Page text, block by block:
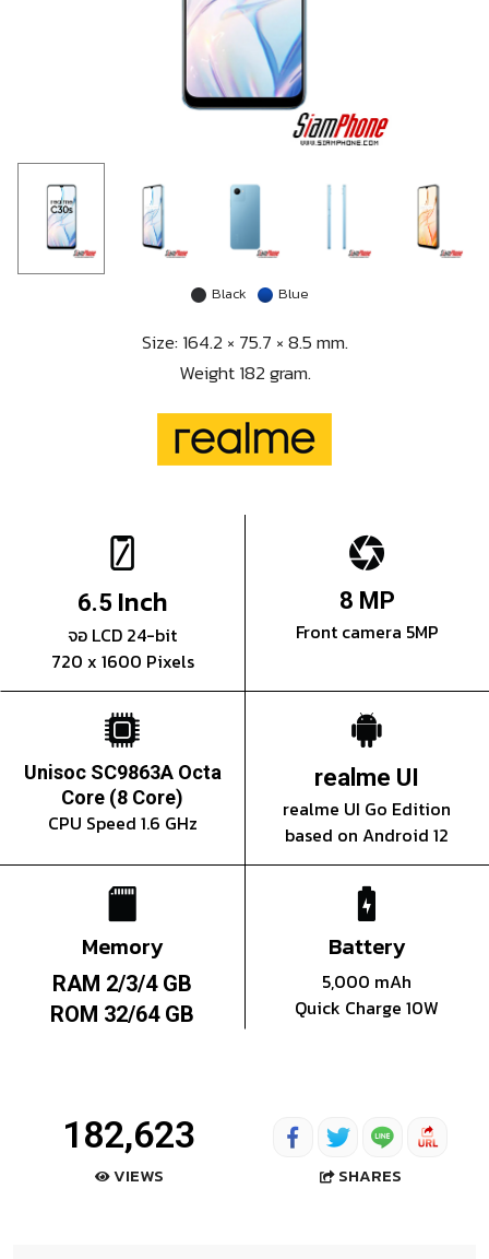
Black Blue
Size: 164.2 × 75.7 × 8.5 mm.
Weight 182 gram.
6.5 Inch
จอ LCD 24-bit
720 x 1600 Pixels
8 MP
Front camera 5MP
Unisoc SC9863A Octa
Core (8 Core)
CPU Speed 1.6 GHz
realme UI
realme UI Go Edition
based on Android 12
Memory
RAM 2/3/4 GB
ROM 32/64 GB
Battery
5,000 mAh
Quick Charge 10W
182,623
VIEWS SHARES